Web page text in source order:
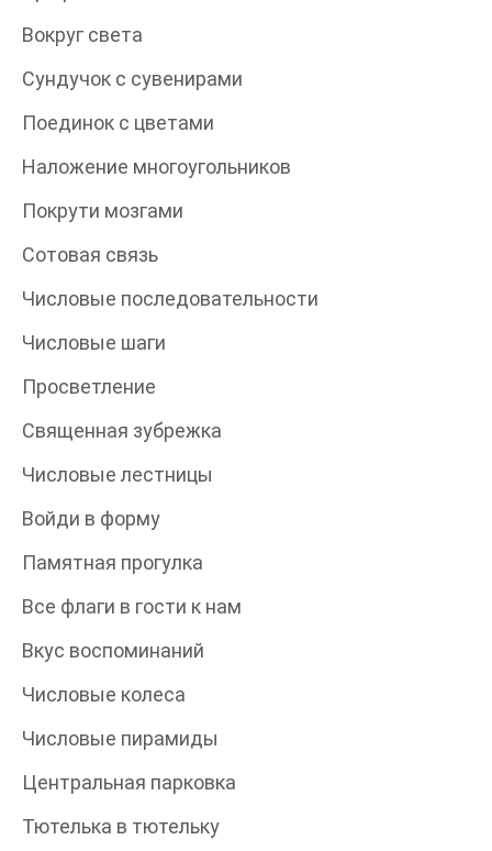
Вокруг света
Сундучок с сувенирами
Поединок с цветами
Наложение многоугольников
Покрути мозгами
Сотовая связь
Числовые последовательности
Числовые шаги
Просветление
Священная зубрежка
Числовые лестницы
Войди в форму
Памятная прогулка
Все флаги в гости к нам
Вкус воспоминаний
Числовые колеса
Числовые пирамиды
Центральная парковка
Тютелька в тютельку